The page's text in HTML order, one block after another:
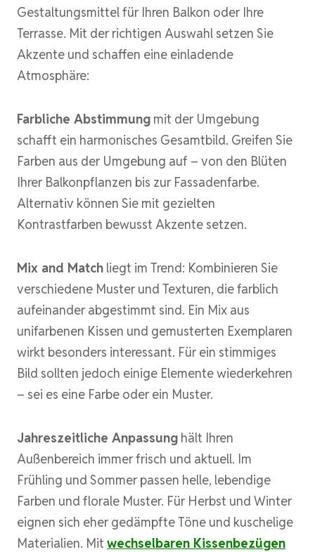
Gestaltungsmittel für Ihren Balkon oder Ihre
Terrasse. Mit der richtigen Auswahl setzen Sie
Akzente und schaffen eine einladende
Atmosphäre:
Farbliche Abstimmung mit der Umgebung
schafft ein harmonisches Gesamtbild. Greifen Sie
Farben aus der Umgebung auf – von den Blüten
Ihrer Balkonpflanzen bis zur Fassadenfarbe.
Alternativ können Sie mit gezielten
Kontrastfarben bewusst Akzente setzen.
Mix and Match liegt im Trend: Kombinieren Sie
verschiedene Muster und Texturen, die farblich
aufeinander abgestimmt sind. Ein Mix aus
unifarbenen Kissen und gemusterten Exemplaren
wirkt besonders interessant. Für ein stimmiges
Bild sollten jedoch einige Elemente wiederkehren
– sei es eine Farbe oder ein Muster.
Jahreszeitliche Anpassung hält Ihren
Außenbereich immer frisch und aktuell. Im
Frühling und Sommer passen helle, lebendige
Farben und florale Muster. Für Herbst und Winter
eignen sich eher gedämpfte Töne und kuschelige
Materialien. Mit wechselbaren Kissenbezügen